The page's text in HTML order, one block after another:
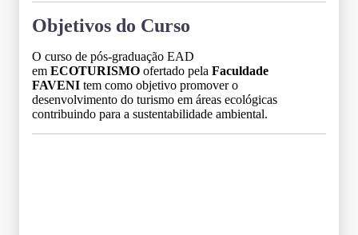
Objetivos do Curso
O curso de pós-graduação EAD
em ECOTURISMO ofertado pela Faculdade
FAVENI tem como objetivo promover o
desenvolvimento do turismo em áreas ecológicas
contribuindo para a sustentabilidade ambiental.